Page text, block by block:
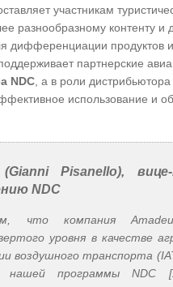
MICE и
участникам
разнообразному контенту и
дифференциации продуктов
партнерские
NDC , а в роли
использование и
Pisanello), вице-
NDC
что компания
уровня в качестве
воздушного транспорта
программы NDC